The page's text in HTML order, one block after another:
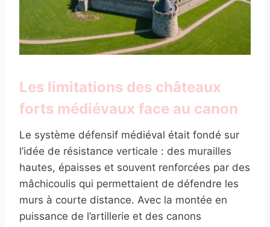
Les limitations des châteaux
forts médiévaux face au canon
Le système défensif médiéval était fondé sur
l’idée de résistance verticale : des murailles
hautes, épaisses et souvent renforcées par des
mâchicoulis qui permettaient de défendre les
murs à courte distance. Avec la montée en
puissance de l’artillerie et des canons